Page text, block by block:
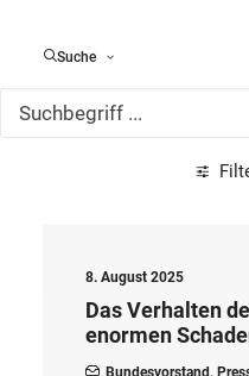
Suche
8. August 2025
Das Verhalten
enormen
Bundesvorstand,